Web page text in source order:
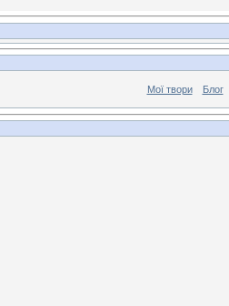
Мої твори Блог